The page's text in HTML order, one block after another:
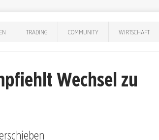
TRADING COMMUNITY WIRTSCHAFT
Wechsel zu